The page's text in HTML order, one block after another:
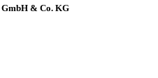
& Co. KG